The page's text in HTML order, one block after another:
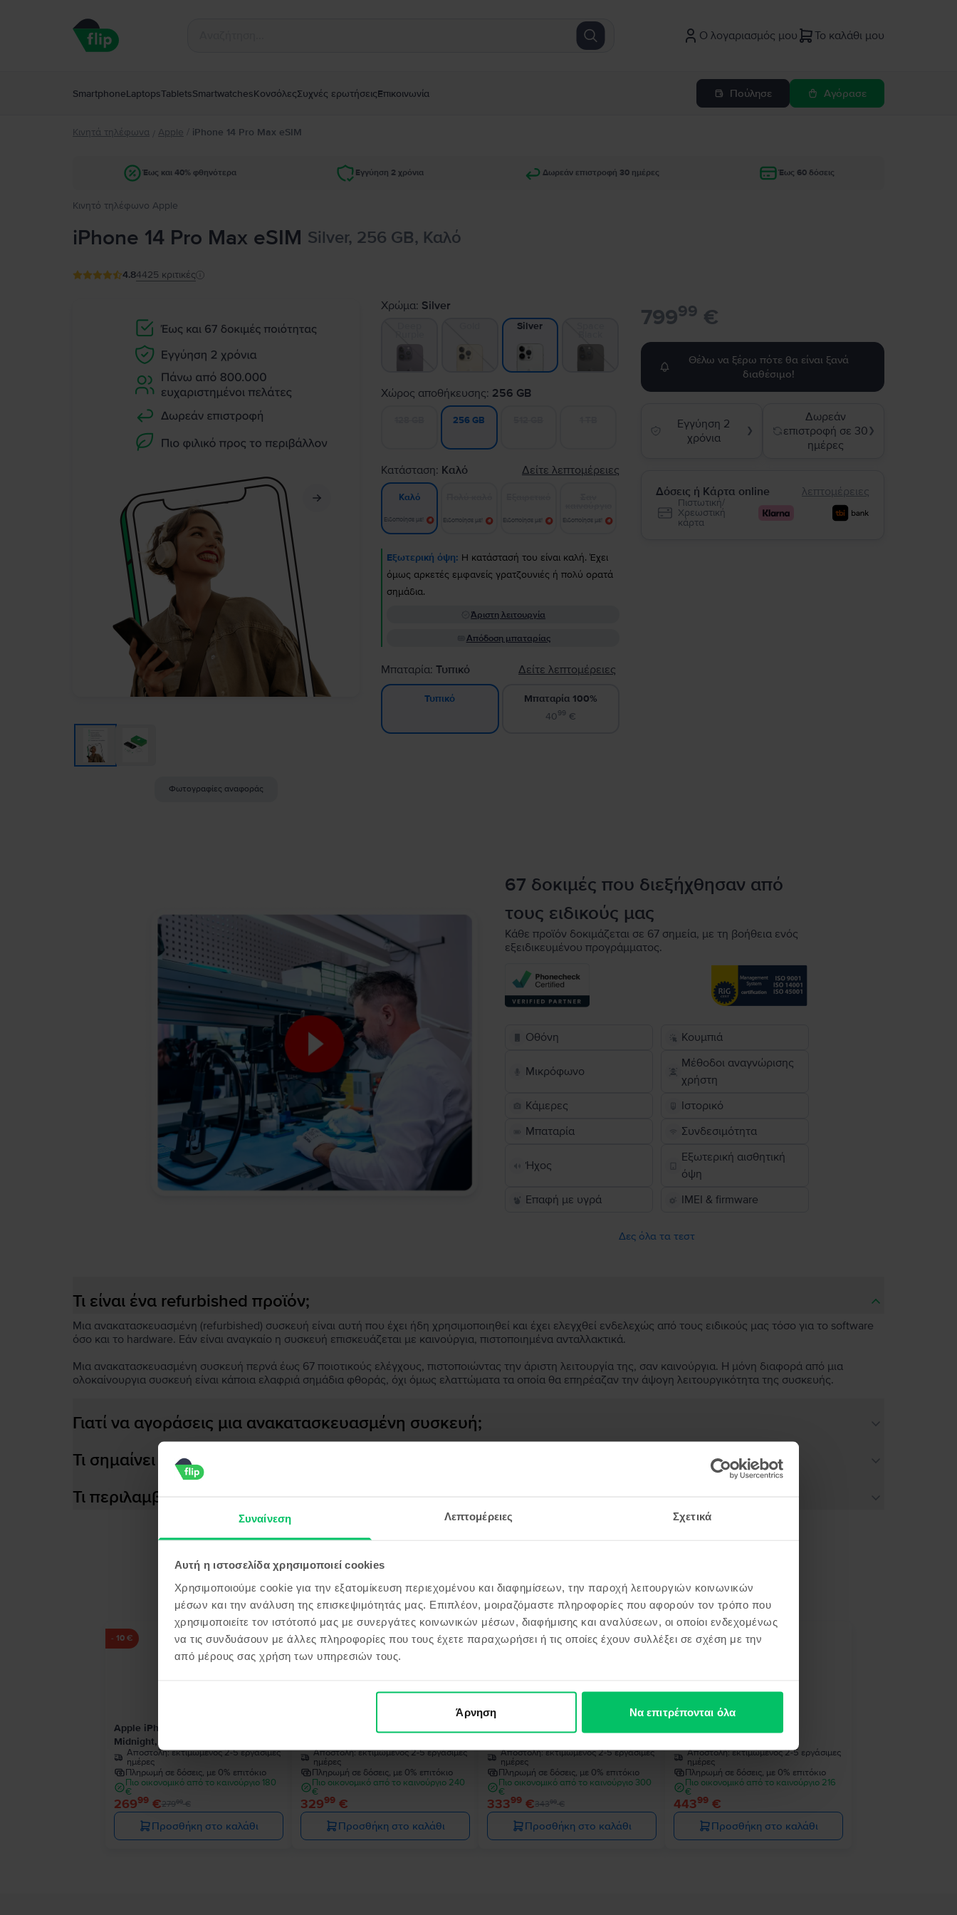
Συναίνεση Λεπτομέρειες Σχετικά
Αυτή η ιστοσελίδα χρησιμοποιεί cookies
Χρησιμοποιούμε cookie για την εξατομίκευση περιεχομένου και διαφημίσεων, την παροχή λειτουργιών κοινωνικών
μέσων και την ανάλυση της επισκεψιμότητάς μας. Επιπλέον, μοιραζόμαστε πληροφορίες που αφορούν τον τρόπο που
χρησιμοποιείτε τον ιστότοπό μας με συνεργάτες κοινωνικών μέσων, διαφήμισης και αναλύσεων, οι οποίοι ενδεχομένως
να τις συνδυάσουν με άλλες πληροφορίες που τους έχετε παραχωρήσει ή τις οποίες έχουν συλλέξει σε σχέση με την
από μέρους σας χρήση των υπηρεσιών τους.
Άρνηση Να επιτρέπονται όλα
Ο λογαριασμός μου Το καλάθι μου
SmartphoneLaptopsTabletsSmartwatchesΚονσόλεςΣυχνές ερωτήσειςΕπικοινωνία Πούλησε Αγόρασε
Κινητά τηλέφωνα / Apple / iPhone 14 Pro Max eSIM
Έως και 40% φθηνότερα Εγγύηση 2 χρόνια Δωρεάν επιστροφή 30 ημέρες Έως 60 δόσεις
Κινητό τηλέφωνο Apple
iPhone 14 Pro Max eSIM Silver, 256 GB, Καλό
4.84425 κριτικές
Φωτογραφίες αναφοράς
Χρώμα: Silver
Silver
Χώρος αποθήκευσης: 256 GB
256 GB
Κατάσταση: Καλό Δείτε λεπτομέρειες
Καλό
Ειδοποίησε με! Ειδοποίησε με! Ειδοποίησε με! Ειδοποίησε με!
Εξωτερική όψη: Η κατάστασή του είναι καλή. Έχει
όμως αρκετές εμφανείς γρατζουνιές ή πολύ ορατά
σημάδια.
Άριστη λειτουργία
Απόδοση μπαταρίας
Μπαταρία:Τυπικό Δείτε λεπτομέρειες
Τυπικό
Μπαταρία 100%
4099€
79999 €
Θέλω να ξέρω πότε θα είναι ξανά
διαθέσιμο!
Εγγύηση 2
χρόνια
❯
Δωρεάν
επιστροφή σε 30
ημέρες
❯
Δόσεις ή Κάρτα online λεπτομέρειες
Πιστωτική/
Χρεωστική
κάρτα
67 δοκιμές που διεξήχθησαν από
τους ειδικούς μας
Κάθε προϊόν δοκιμάζεται σε 67 σημεία, με τη βοήθεια ενός
εξειδικευμένου προγράμματος.
Οθόνη Κουμπιά
Μικρόφωνο
Μέθοδοι αναγνώρισης
χρήστη
Κάμερες
Ιστορικό
Μπαταρία
Συνδεσιμότητα
Ήχος
Εξωτερική αισθητική
όψη
Επαφή με υγρά
IMEI & firmware
Δες όλα τα τεστ
Τι είναι ένα refurbished προϊόν;
Μια ανακατασκευασμένη (refurbished) συσκευή είναι αυτή που έχει ήδη χρησιμοποιηθεί και έχει ελεγχθεί ενδελεχώς από τους ειδικούς μας τόσο για το software
όσο και το hardware. Εάν είναι αναγκαίο η συσκευή επισκευάζεται με καινούργια, πιστοποιημένα ανταλλακτικά.
Μια ανακατασκευασμένη συσκευή περνά έως 67 ποιοτικούς ελέγχους, πιστοποιώντας την άριστη λειτουργία της, σαν καινούργια. Η μόνη διαφορά από μια
ολοκαίνουργια συσκευή είναι κάποια ελαφριά σημάδια φθοράς, όχι όμως ελαττώματα τα οποία θα επηρέαζαν την άψογη λειτουργικότητα της συσκευής.
Γιατί να αγοράσεις μια ανακατασκευασμένη συσκευή;
Τι σημαίνει αποδοτική μπαταρία;
Τι περιλαμβάνεται στο κουτί της συσκευής;
Προϊόντα παρόμοια με την αναζήτησή σου
- 10 €
Apple iPhone 13
Midnight, 128 GB, Εξαιρετικό
Αποστολή:εκτιμώμενος 2-5 εργάσιμες
ημέρες
Πληρωμή σε δόσεις, με 0% επιτόκιο
Πιο οικονομικό από το καινούργιο 180
€
26999€27999€
Προσθήκη στο καλάθι
Αποστολή:εκτιμώμενος 2-5 εργάσιμες
ημέρες
Πληρωμή σε δόσεις, με 0% επιτόκιο
Πιο οικονομικό από το καινούργιο 240
€
32999€
Προσθήκη στο καλάθι
- 10 €
Apple iPhone 13 Pro
Αποστολή:εκτιμώμενος 2-5 εργάσιμες
ημέρες
Πληρωμή σε δόσεις, με 0% επιτόκιο
Πιο οικονομικό από το καινούργιο 300
€
33399 €34399€
Προσθήκη στο καλάθι
Αποστολή:εκτιμώμενος 2-5 εργάσιμες
ημέρες
Πληρωμή σε δόσεις, με 0% επιτόκιο
Πιο οικονομικό από το καινούργιο 216
€
44399 €
Προσθήκη στο καλάθι